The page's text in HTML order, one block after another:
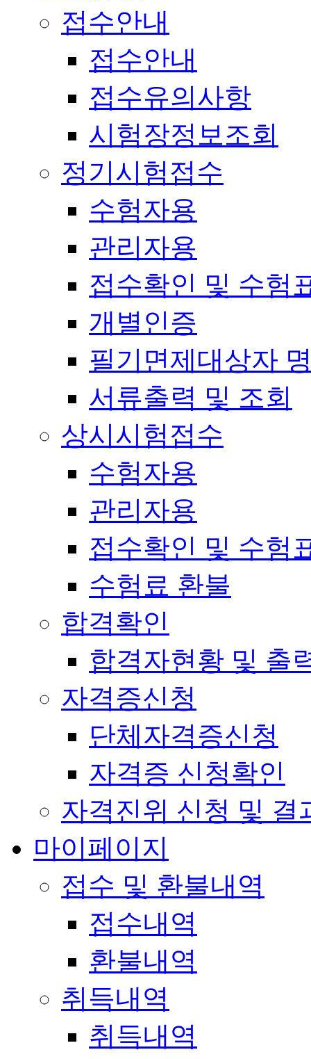
접수안내
접수안내
접수유의사항
시험장정보조회
정기시험접수
수험자용
관리자용
접수확인 및 수험
개별인증
필기면제대상자
서류출력 및 조회
상시시험접수
수험자용
관리자용
접수확인 및 수험
수험료 환불
합격확인
합격자현황 및 출
자격증신청
단체자격증신청
자격증 신청확인
자격진위 신청 및 결
마이페이지
접수 및 환불내역
접수내역
환불내역
취득내역
취득내역